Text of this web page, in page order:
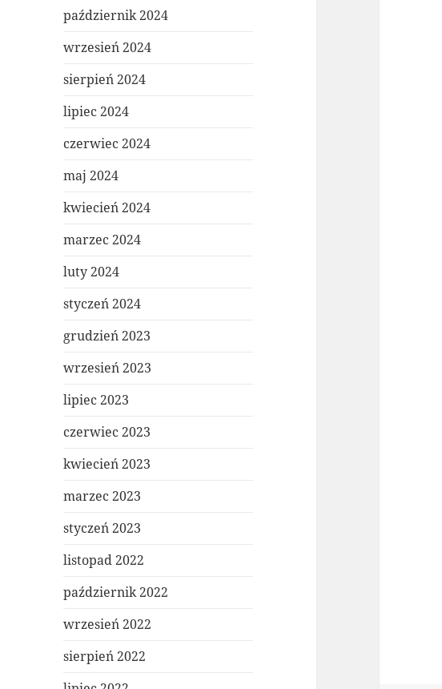
październik 2024
wrzesień 2024
sierpień 2024
lipiec 2024
czerwiec 2024
maj 2024
kwiecień 2024
marzec 2024
luty 2024
styczeń 2024
grudzień 2023
wrzesień 2023
lipiec 2023
czerwiec 2023
kwiecień 2023
marzec 2023
styczeń 2023
listopad 2022
październik 2022
wrzesień 2022
sierpień 2022